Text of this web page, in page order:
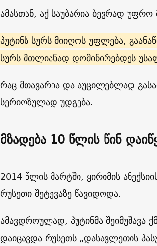
ამასთან, აქ საუბარია ბევრად
პუტინს სურს მიიღოს უფლება,
სურს მთლიანად დომინირებდეს
რაც მთავარია და აუცილებლად
სერიოზულად უდგება.
მზადება 10 წლის წინ
2014 წლის მარტში, ყირიმის
რუსეთი შეტევაზე წავიდოდა.
ამავდროულად, პუტინმა შეიმუშავა
დაიცავდა რუსეთს „დასავლეთის